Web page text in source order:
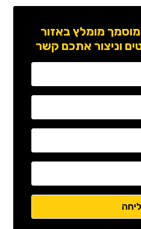
מומלץ באזור
וניצור אתכם קשר